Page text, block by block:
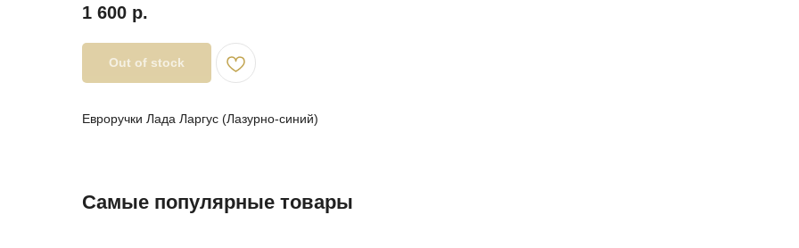
1 600 р.
Out of stock
Евроручки Лада Ларгус (Лазурно-синий)
Самые популярные товары